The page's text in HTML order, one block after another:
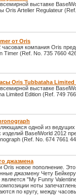
выставке
Oris Artelier Regulateur
от Oris
компания Oris
Timer (Ref. No. 735 7660
Oris Tubbataha
выставке
Limited Edition (Ref. 749
одной из
BaselWorld 2012
(Ref. No. 674 7661
джазмена
Oris новое пополнение.
джазмену Чету
"My Funny
ноты
по кругу, между